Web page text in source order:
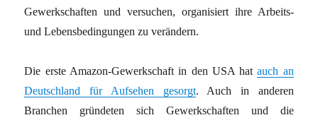
Gewerkschaften und versuchen, organisiert ihre Arbeits-
und Lebensbedingungen zu verändern.
Die erste Amazon-Gewerkschaft in den USA hatauch an
Deutschland für Aufsehen gesorgt. Auch in anderen
Branchen gründeten sich Gewerkschaften und die